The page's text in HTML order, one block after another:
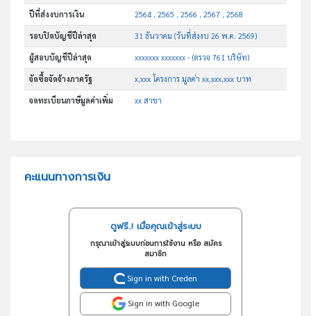
ปีที่ส่งงบการเงิน 2564 , 2565 , 2566 , 2567 , 2568
รอบปิดบัญชีปีล่าสุด 31 ธันวาคม (วันที่ส่งงบ 26 พ.ค. 2569)
ผู้สอบบัญชีปีล่าสุด xxxxxxx xxxxxxx - (ตรวจ 761 บริษัท)
จัดซื้อจัดจ้างภาครัฐ x,xxx โครงการ มูลค่า xx,xxx,xxx บาท
จดทะเบียนภาษีมูลค่าเพิ่ม xx สาขา
คะแนนทางการเงิน
ดูฟรี..! เมื่อคุณเข้าสู่ระบบ
กรุณาเข้าสู่ระบบก่อนการใช้งาน หรือ สมัคร
สมาชิก
Sign in with Creden
Sign in with Google